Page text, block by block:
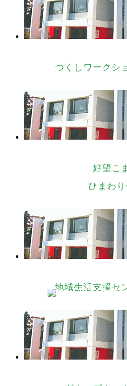
つくしワークシ
好望こ
ひまわ
地域生活支援セ